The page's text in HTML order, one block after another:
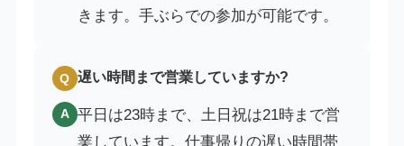
きます。手ぶらでの参加が可能です。
Q 遅い時間まで営業していますか?
A 平日は23時まで、土日祝は21時まで営
業しています。仕事帰りの遅い時間帯